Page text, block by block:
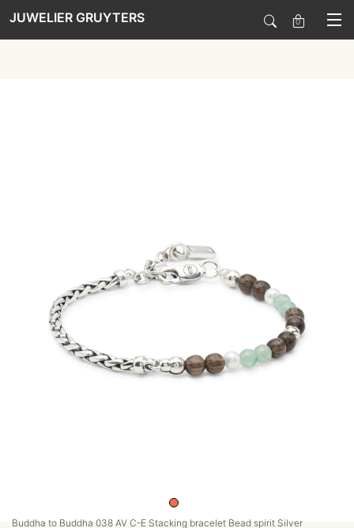
JUWELIER GRUYTERS
TROUWRINGEN
0
Buddha to Buddha 038 AV C-E Stacking bracelet Bead spirit Silver